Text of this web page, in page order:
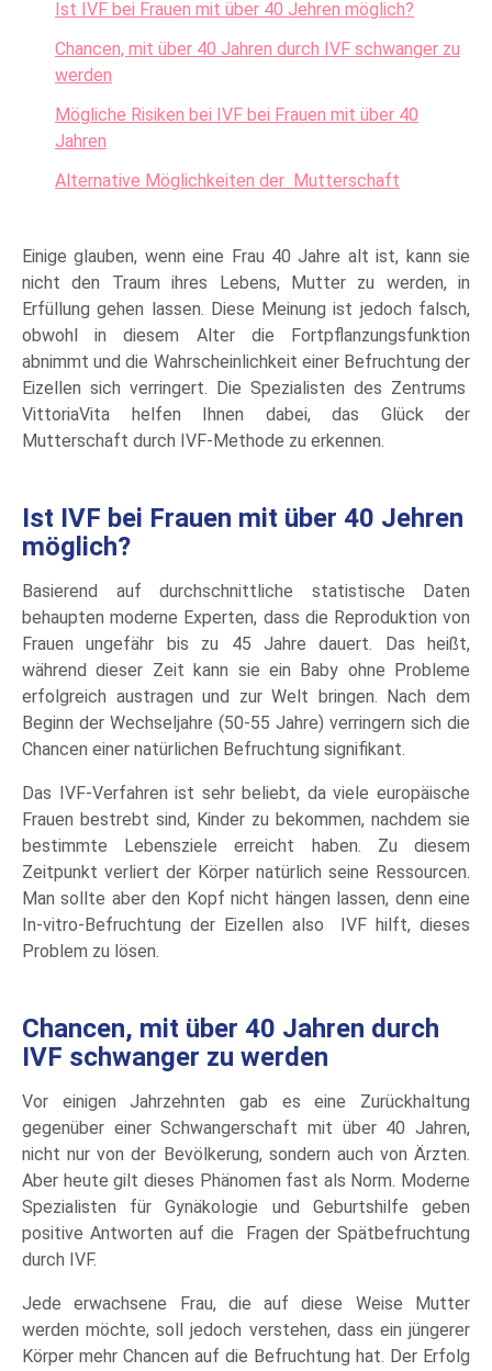
Ist IVF bei Frauen mit über 40 Jehren möglich?
Chancen, mit über 40 Jahren durch IVF schwanger zu
werden
Mögliche Risiken bei IVF bei Frauen mit über 40
Jahren
Alternative Möglichkeiten der Mutterschaft
Einige glauben, wenn eine Frau 40 Jahre alt ist, kann sie
nicht den Traum ihres Lebens, Mutter zu werden, in
Erfüllung gehen lassen. Diese Meinung ist jedoch falsch,
obwohl in diesem Alter die Fortpflanzungsfunktion
abnimmt und die Wahrscheinlichkeit einer Befruchtung der
Eizellen sich verringert. Die Spezialisten des Zentrums
VittoriaVita helfen Ihnen dabei, das Glück der
Mutterschaft durch IVF-Methode zu erkennen.
Ist IVF bei Frauen mit über 40 Jehren
möglich?
Basierend auf durchschnittliche statistische Daten
behaupten moderne Experten, dass die Reproduktion von
Frauen ungefähr bis zu 45 Jahre dauert. Das heißt,
während dieser Zeit kann sie ein Baby ohne Probleme
erfolgreich austragen und zur Welt bringen. Nach dem
Beginn der Wechseljahre (50-55 Jahre) verringern sich die
Chancen einer natürlichen Befruchtung signifikant.
Das IVF-Verfahren ist sehr beliebt, da viele europäische
Frauen bestrebt sind, Kinder zu bekommen, nachdem sie
bestimmte Lebensziele erreicht haben. Zu diesem
Zeitpunkt verliert der Körper natürlich seine Ressourcen.
Man sollte aber den Kopf nicht hängen lassen, denn eine
In-vitro-Befruchtung der Eizellen also IVF hilft, dieses
Problem zu lösen.
Chancen, mit über 40 Jahren durch
IVF schwanger zu werden
Vor einigen Jahrzehnten gab es eine Zurückhaltung
gegenüber einer Schwangerschaft mit über 40 Jahren,
nicht nur von der Bevölkerung, sondern auch von Ärzten.
Aber heute gilt dieses Phänomen fast als Norm. Moderne
Spezialisten für Gynäkologie und Geburtshilfe geben
positive Antworten auf die Fragen der Spätbefruchtung
durch IVF.
Jede erwachsene Frau, die auf diese Weise Mutter
werden möchte, soll jedoch verstehen, dass ein jüngerer
Körper mehr Chancen auf die Befruchtung hat. Der Erfolg